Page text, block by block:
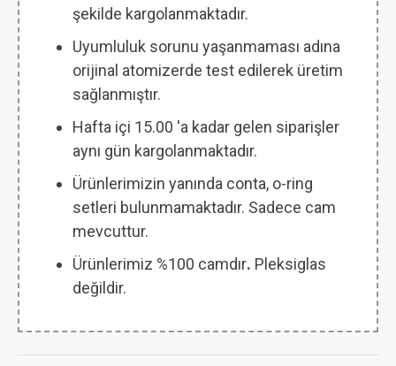
şekilde kargolanmaktadır.
Uyumluluk sorunu yaşanmaması adına
orijinal atomizerde test edilerek üretim
sağlanmıştır.
Hafta içi 15.00 'a kadar gelen siparişler
aynı gün kargolanmaktadır.
Ürünlerimizin yanında conta, o-ring
setleri bulunmamaktadır. Sadece cam
mevcuttur.
Ürünlerimiz %100 camdır. Pleksiglas
değildir.